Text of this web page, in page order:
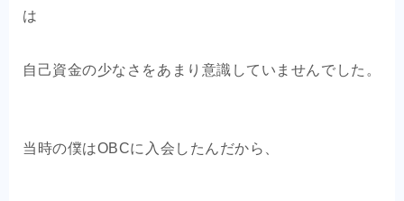
は
自己資金の少なさをあまり意識していませんでした。
当時の僕はOBCに入会したんだから、